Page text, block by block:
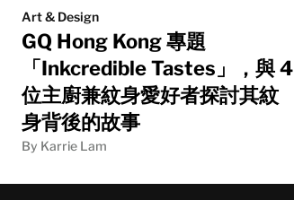
Art & Design
GQ Hong Kong 專題
「Inkcredible Tastes」，與 4
位主廚兼紋身愛好者探討其紋
身背後的故事
By Karrie Lam